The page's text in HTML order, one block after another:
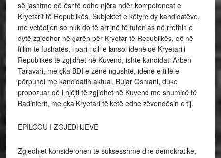
së jashtme që është edhe njëra ndër kompetencat e
Kryetarit të Republikës. Subjektet e këtyre dy kandidatëve,
me vetëdijen se nuk do të arrijnë të futen as në rrethin e
dytë zgjedhor në garën për Kryetar të Republikës, që në
fillim të fushatës, i pari i cili e lansoi idenë që Kryetari i
Republikës të zgjidhet në Kuvend, ishte kandidati Arben
Taravari, me çka BDI e zënë ngushtë, idenë e tillë e
përpunoi me kandidatin aktual, Bujar Osmani, duke
propozuar që i njëjti të zgjidhet në Kuvend me shumicë të
Badinterit, me çka Kryetari të ketë edhe zëvendësin e tij.
EPILOGU I ZGJEDHJEVE
Zgjedhjet konsiderohen të suksesshme dhe demokratike,